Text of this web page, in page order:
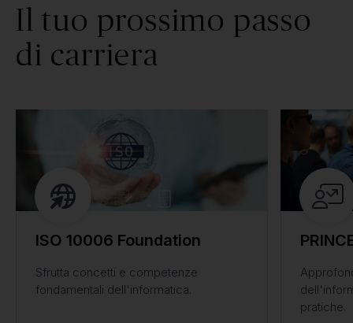
Il tuo prossimo passo
di carriera
ISO 10006 Foundation
Sfrutta concetti e competenze
fondamentali dell'informatica.
pratiche.